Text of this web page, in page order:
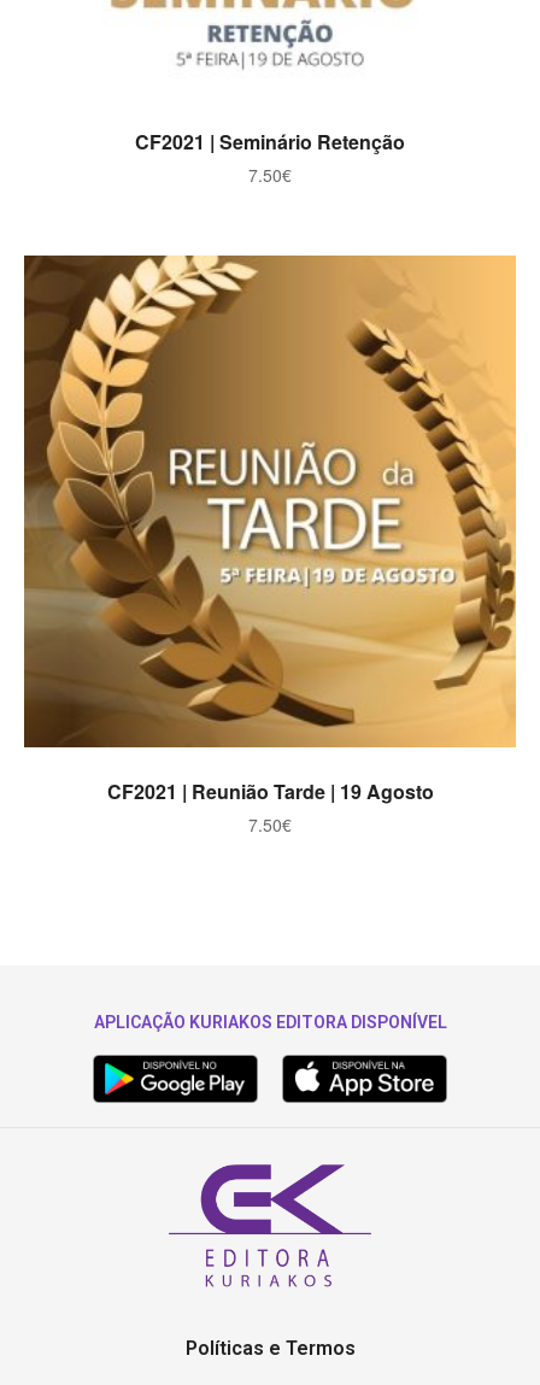
ADICIONAR
CF2021 | Seminário Retenção
7.50€
ADICIONAR
CF2021 | Reunião Tarde | 19 Agosto
7.50€
APLICAÇÃO KURIAKOS EDITORA DISPONÍVEL
Políticas e Termos